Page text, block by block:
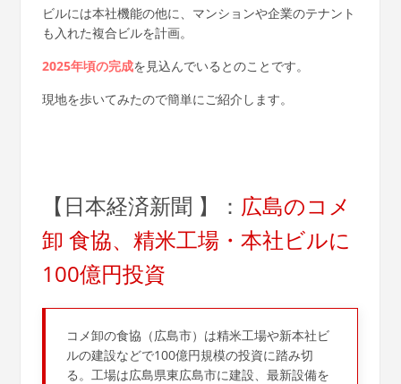
ビルには本社機能の他に、マンションや企業のテナント
も入れた複合ビルを計画。
2025年頃の完成を見込んでいるとのことです。
現地を歩いてみたので簡単にご紹介します。
【日本経済新聞 】： 広島のコメ
卸 食協、精米工場・本社ビルに
100億円投資
コメ卸の食協（広島市）は精米工場や新本社ビ
ルの建設などで100億円規模の投資に踏み切
る。工場は広島県東広島市に建設、最新設備を